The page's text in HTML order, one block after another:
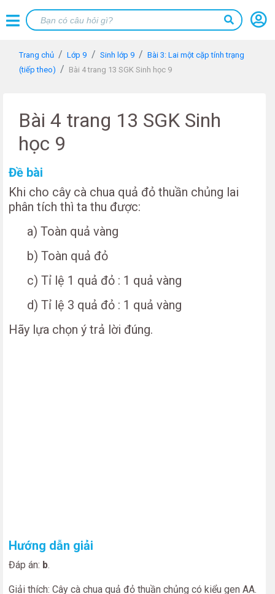
Trang chủ Lớp 9 Sinh lớp 9
Bài 3: Lai một cặp tính trạng
(tiếp theo)
Bài 4 trang 13 SGK Sinh học 9
Bài 4 trang 13 SGK Sinh
học 9
Đề bài
Khi cho cây cà chua quả đỏ thuần chủng lai
phân tích thì ta thu được:
a) Toàn quả vàng
b) Toàn quả đỏ
c) Tỉ lệ 1 quả đỏ : 1 quả vàng
d) Tỉ lệ 3 quả đỏ : 1 quả vàng
Hãy lựa chọn ý trả lời đúng.
Hướng dẫn giải
Đáp án: b.
Giải thích: Cây cà chua quả đỏ thuần chủng có kiểu gen AA.